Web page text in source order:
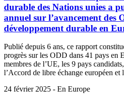
durable des Nations unies a
annuel sur l’avancement des
développement durable en
Publié depuis 6 ans, ce rapport
progrès sur les ODD dans 41 pays en
membres de l’UE, les 9 pays
l’Accord de libre échange européen
24 février 2025 - En Europe